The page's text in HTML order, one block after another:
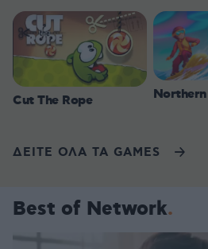
Cut The Rope
ΔΕΙΤΕ ΟΛΑ ΤΑ GAMES
Best of Network